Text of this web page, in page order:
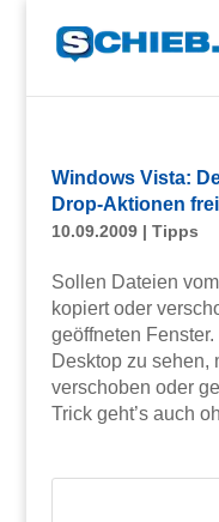
Windows Vista:
Drop-Aktionen
10.09.2009| Tipps
Sollen Dateien
kopiert oder
geöffneten
Desktop zu sehen,
verschoben oder
Trick geht’s auch